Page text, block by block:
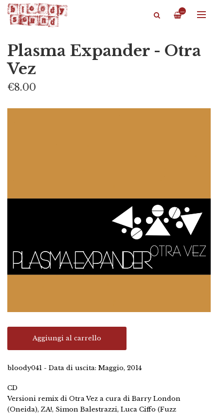
—
Plasma Expander - Otra
Vez
€8.00
Aggiungi al carrello
bloody041 - Data di uscita: Maggio, 2014
CD
Versioni remix di Otra Vez a cura di Barry London
(Oneida), ZA!, Simon Balestrazzi, Luca Ciffo (Fuzz